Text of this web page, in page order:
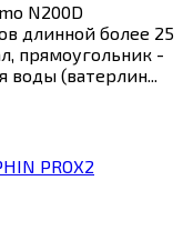
N200D
длинной более 25
прямоугольник -
воды (ватерлин...